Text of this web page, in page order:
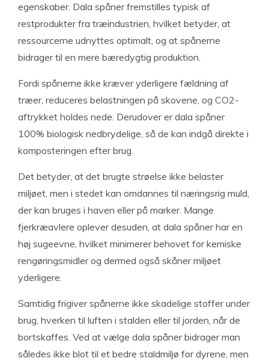
egenskaber. Dala spåner fremstilles typisk af
restprodukter fra træindustrien, hvilket betyder, at
ressourcerne udnyttes optimalt, og at spånerne
bidrager til en mere bæredygtig produktion.
Fordi spånerne ikke kræver yderligere fældning af
træer, reduceres belastningen på skovene, og CO2-
aftrykket holdes nede. Derudover er dala spåner
100% biologisk nedbrydelige, så de kan indgå direkte i
komposteringen efter brug.
Det betyder, at det brugte strøelse ikke belaster
miljøet, men i stedet kan omdannes til næringsrig muld,
der kan bruges i haven eller på marker. Mange
fjerkræavlere oplever desuden, at dala spåner har en
høj sugeevne, hvilket minimerer behovet for kemiske
rengøringsmidler og dermed også skåner miljøet
yderligere.
Samtidig frigiver spånerne ikke skadelige stoffer under
brug, hverken til luften i stalden eller til jorden, når de
bortskaffes. Ved at vælge dala spåner bidrager man
således ikke blot til et bedre staldmiljø for dyrene, men